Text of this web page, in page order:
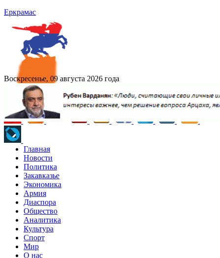
Еркрамас
Воскресенье, 09 августа 2026 года
Главная
Новости
Политика
Закавказье
Экономика
Армия
Диаспора
Общество
Аналитика
Культура
Спорт
Мир
О нас